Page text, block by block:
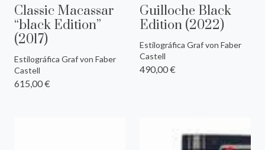
Classic Macassar
“black Edition”
(2017)
Estilográfica Graf von Faber
Castell
615,00 €
Guilloche Black
Edition (2022)
Estilográfica Graf von Faber
Castell
490,00 €